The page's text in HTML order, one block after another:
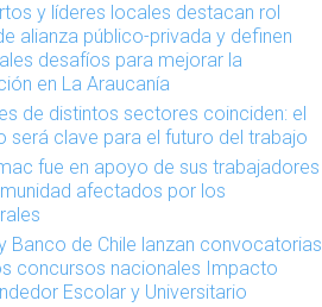
y líderes locales destacan rol
alianza público-privada y definen
desafíos para mejorar la
en La Araucanía
de distintos sectores coinciden: el
será clave para el futuro del trabajo
fue en apoyo de sus trabajadores
afectados por los
Banco de Chile lanzan convocatorias
concursos nacionales Impacto
Escolar y Universitario